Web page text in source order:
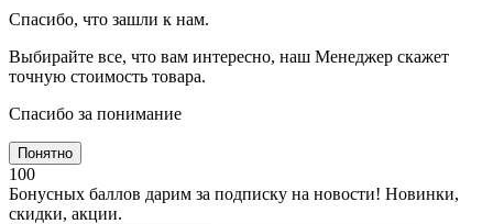
Спасибо, что зашли к нам.
Выбирайте все, что вам интересно, наш Менеджер скажет
точную стоимость товара.
Спасибо за понимание
Понятно
100
Бонусных баллов дарим за подписку на новости! Новинки,
скидки, акции.